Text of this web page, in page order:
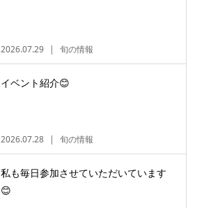
2026.07.29 旬の情報
イベント紹介😊
2026.07.28 旬の情報
私も毎日参加させていただいています
😊